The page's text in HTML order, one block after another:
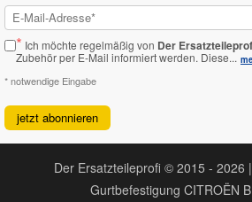
* Ich möchte regelmäßig von Der
Zubehör per E-Mail informiert werden. Diese...
* notwendige Eingabe
jetzt abonnieren
Der Ersatzteileprofi © 2015 - 2026
Gurtbefestigung CITROËN